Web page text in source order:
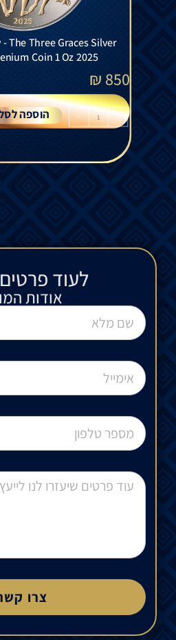
The Three Graces Silver
Coin 1 Oz 2025
850
₪
-
+ הוספה
לעוד פרטים
אודות
צרו